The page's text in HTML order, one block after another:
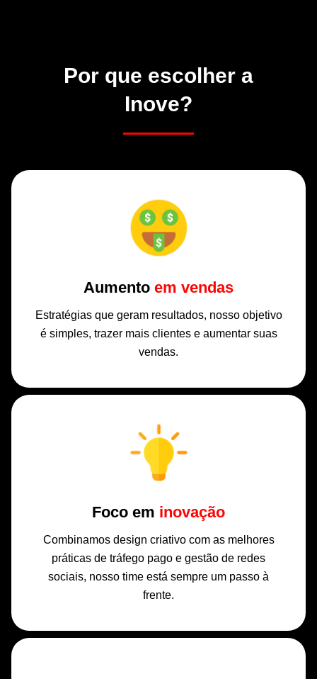
Por que escolher a
Inove?
Aumento em vendas
Estratégias que geram resultados, nosso objetivo
é simples, trazer mais clientes e aumentar suas
vendas.
Foco em inovação
Combinamos design criativo com as melhores
práticas de tráfego pago e gestão de redes
sociais, nosso time está sempre um passo à
frente.